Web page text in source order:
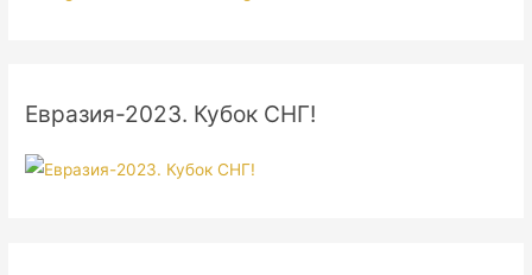
Евразия-2023. Кубок СНГ!